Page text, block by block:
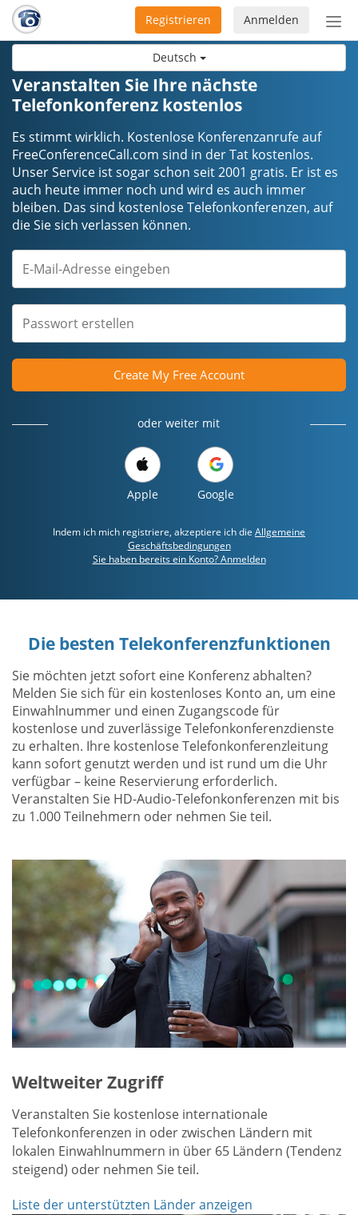
Deutsch
Anmelden
Registrieren
Veranstalten Sie Ihre nächste
Telefonkonferenz kostenlos
Es stimmt wirklich. Kostenlose Konferenzanrufe auf
FreeConferenceCall.com sind in der Tat kostenlos.
Unser Service ist sogar schon seit 2001 gratis. Er ist es
auch heute immer noch und wird es auch immer
bleiben. Das sind kostenlose Telefonkonferenzen, auf
die Sie sich verlassen können.
Create My Free Account
oder weiter mit
Apple Google
Indem ich mich registriere, akzeptiere ich die Allgemeine
Geschäftsbedingungen
Sie haben bereits ein Konto? Anmelden
Die besten Telekonferenzfunktionen
Sie möchten jetzt sofort eine Konferenz abhalten?
Melden Sie sich für ein kostenloses Konto an, um eine
Einwahlnummer und einen Zugangscode für
kostenlose und zuverlässige Telefonkonferenzdienste
zu erhalten. Ihre kostenlose Telefonkonferenzleitung
kann sofort genutzt werden und ist rund um die Uhr
verfügbar – keine Reservierung erforderlich.
Veranstalten Sie HD-Audio-Telefonkonferenzen mit bis
zu 1.000 Teilnehmern oder nehmen Sie teil.
Weltweiter Zugriff
Veranstalten Sie kostenlose internationale
Telefonkonferenzen in oder zwischen Ländern mit
lokalen Einwahlnummern in über 65 Ländern (Tendenz
steigend) oder nehmen Sie teil.
Liste der unterstützten Länder anzeigen